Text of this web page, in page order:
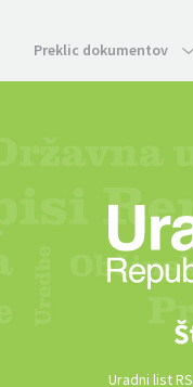
Preklic dokumentov
Uradni list